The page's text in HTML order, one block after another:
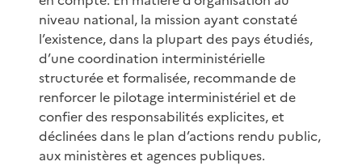
niveau national, la mission ayant constaté
l’existence, dans la plupart des pays étudiés,
d’une coordination interministérielle
structurée et formalisée, recommande de
renforcer le pilotage interministériel et de
confier des responsabilités explicites, et
déclinées dans le plan d’actions rendu public,
aux ministères et agences publiques.